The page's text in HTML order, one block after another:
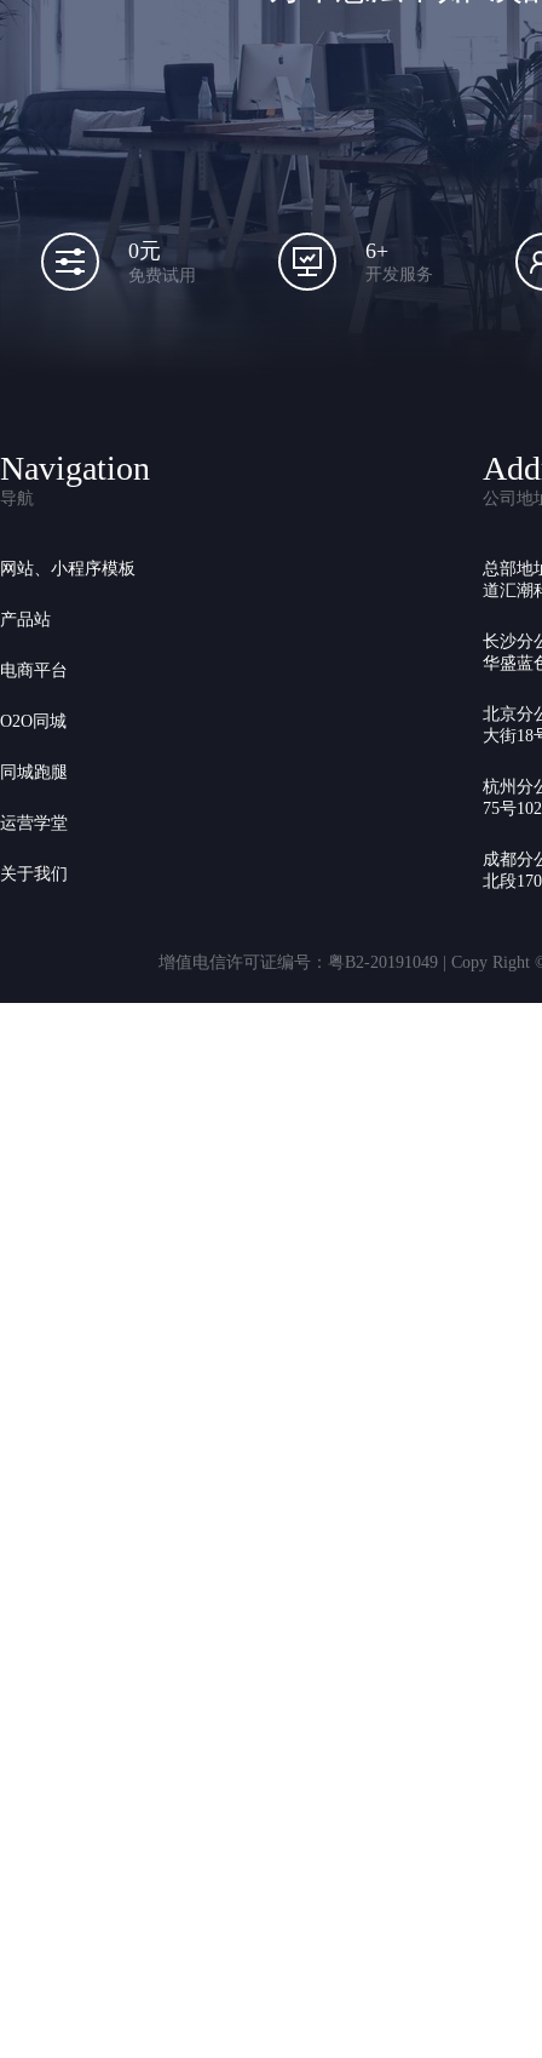
0元
免费试用
6+
开发服务
Navigation
导航
网站、小程序模板
产品站
电商平台
O2O同城
同城跑腿
运营学堂
关于我们
公司地
总部地
道汇潮
长沙分
华盛蓝
北京分
大街18
杭州分
75号
成都分
北段
增值电信许可证编号：粤B2-20191049 | Copy